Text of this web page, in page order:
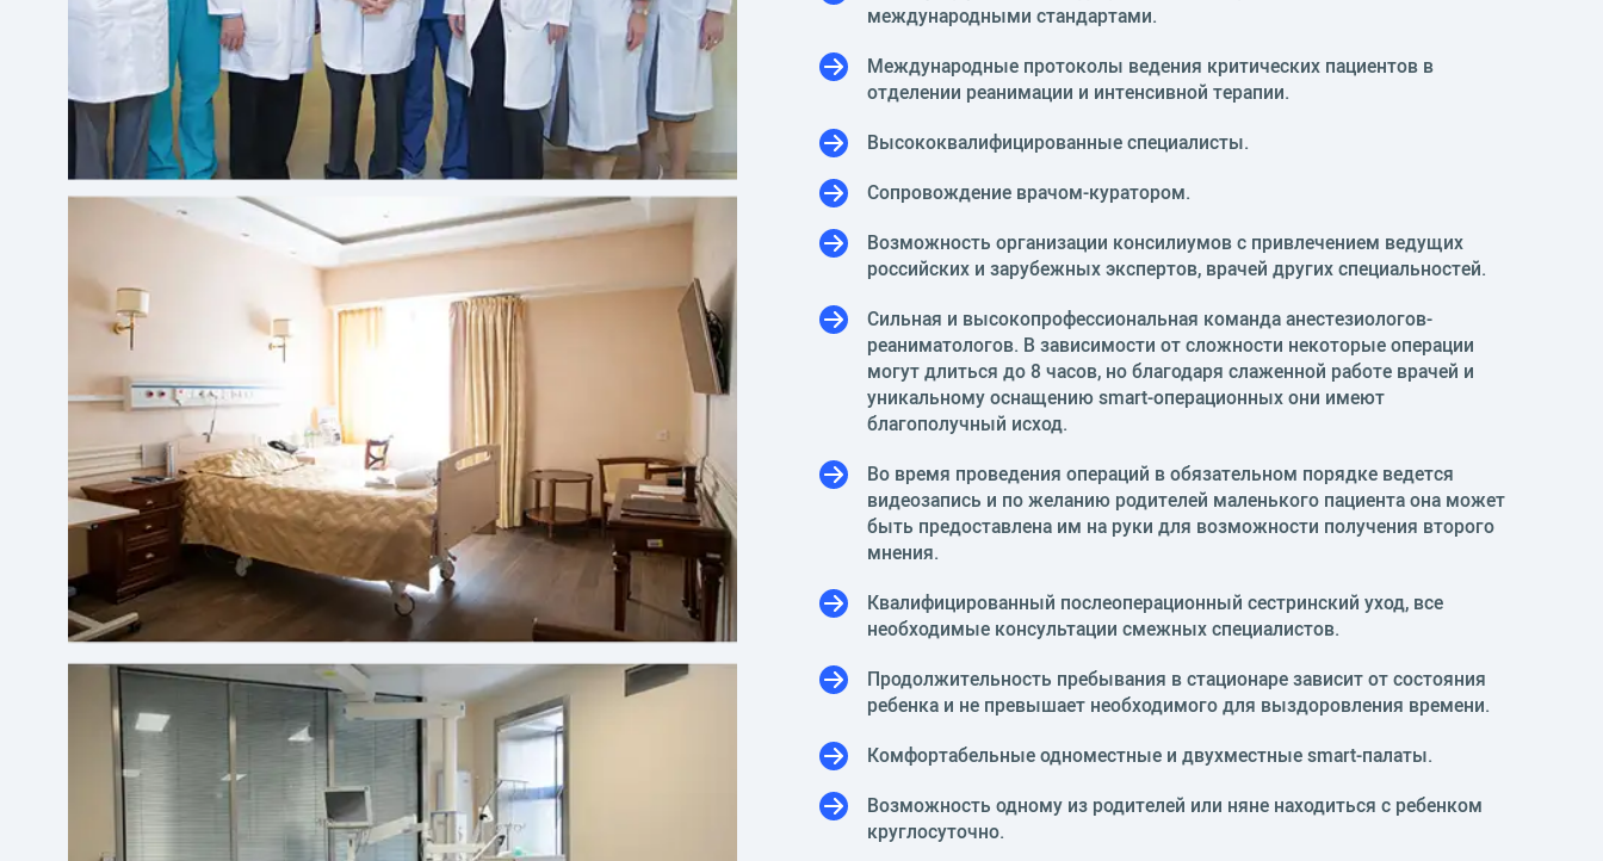
международными стандартами.
Международные протоколы ведения критических пациентов в
отделении реанимации и интенсивной терапии.
Высококвалифицированные специалисты.
Сопровождение врачом-куратором.
Возможность организации консилиумов с привлечением ведущих
российских и зарубежных экспертов, врачей других специальностей.
Сильная и высокопрофессиональная команда анестезиологов-
реаниматологов. В зависимости от сложности некоторые операции
могут длиться до 8 часов, но благодаря слаженной работе врачей и
уникальному оснащению smart-операционных они имеют
благополучный исход.
Во время проведения операций в обязательном порядке ведется
видеозапись и по желанию родителей маленького пациента она может
быть предоставлена им на руки для возможности получения второго
мнения.
Квалифицированный послеоперационный сестринский уход, все
необходимые консультации смежных специалистов.
Продолжительность пребывания в стационаре зависит от состояния
ребенка и не превышает необходимого для выздоровления времени.
Комфортабельные одноместные и двухместные smart-палаты.
Возможность одному из родителей или няне находиться с ребенком
круглосуточно.